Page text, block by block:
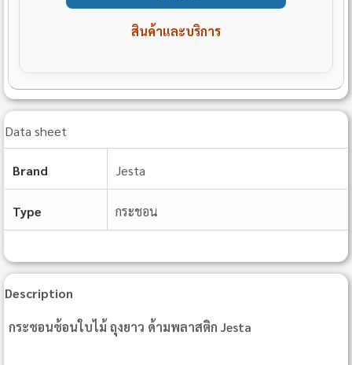
สินค้าและบริการ
Data sheet
Brand Jesta
Type กระชอน
Description
กระชอนช้อนใบไม้ ถุงยาว ด้ามพลาสติก Jesta